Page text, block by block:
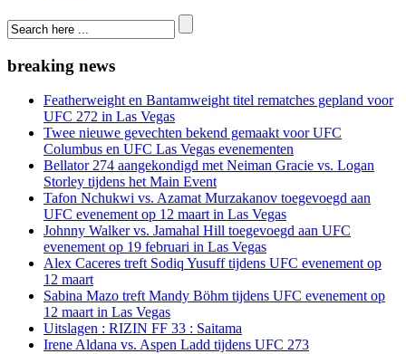
breaking news
Featherweight en Bantamweight titel rematches gepland voor
UFC 272 in Las Vegas
Twee nieuwe gevechten bekend gemaakt voor UFC
Columbus en UFC Las Vegas evenementen
Bellator 274 aangekondigd met Neiman Gracie vs. Logan
Storley tijdens het Main Event
Tafon Nchukwi vs. Azamat Murzakanov toegevoegd aan
UFC evenement op 12 maart in Las Vegas
Johnny Walker vs. Jamahal Hill toegevoegd aan UFC
evenement op 19 februari in Las Vegas
Alex Caceres treft Sodiq Yusuff tijdens UFC evenement op
12 maart
Sabina Mazo treft Mandy Böhm tijdens UFC evenement op
12 maart in Las Vegas
Uitslagen : RIZIN FF 33 : Saitama
Irene Aldana vs. Aspen Ladd tijdens UFC 273